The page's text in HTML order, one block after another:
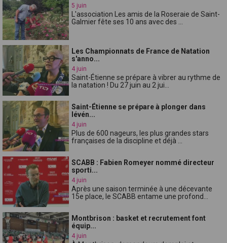
5 juin
L'association Les amis de la Roseraie de Saint-
Galmier fête ses 10 ans avec des ...
Les Championnats de France de Natation
s'anno...
4 juin
Saint-Étienne se prépare à vibrer au rythme de
la natation ! Du 27 juin au 2 jui...
Saint-Étienne se prépare à plonger dans
lévén...
4 juin
Plus de 600 nageurs, les plus grandes stars
françaises de la discipline et déjà ...
SCABB : Fabien Romeyer nommé directeur
sporti...
4 juin
Après une saison terminée à une décevante
15e place, le SCABB entame une profond...
Montbrison : basket et recrutement font
équip...
4 juin